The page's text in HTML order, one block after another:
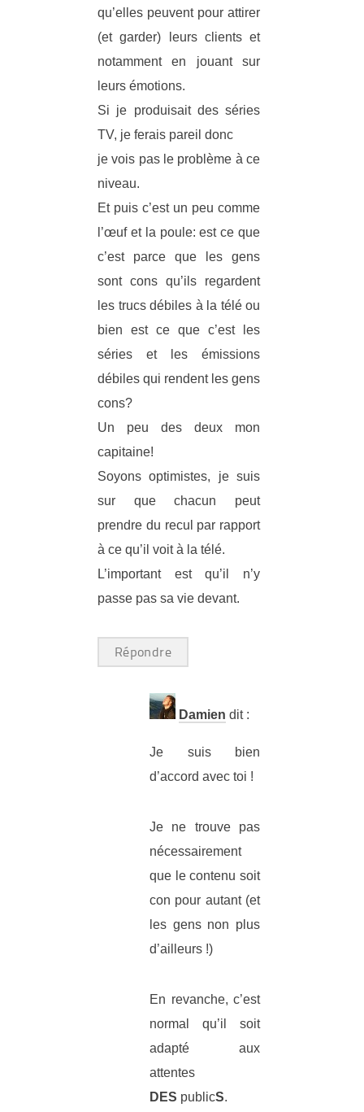
qu’elles peuvent pour attirer
(et garder) leurs clients et
notamment en jouant sur
leurs émotions.
Si je produisait des séries
TV, je ferais pareil donc
je vois pas le problème à ce
niveau.
Et puis c’est un peu comme
l’œuf et la poule: est ce que
c’est parce que les gens
sont cons qu’ils regardent
les trucs débiles à la télé ou
bien est ce que c’est les
séries et les émissions
débiles qui rendent les gens
cons?
Un peu des deux mon
capitaine!
Soyons optimistes, je suis
sur que chacun peut
prendre du recul par rapport
à ce qu’il voit à la télé.
L’important est qu’il n’y
passe pas sa vie devant.
Répondre
Damien dit :
Je suis bien
d’accord avec toi !
Je ne trouve pas
nécessairement
que le contenu soit
con pour autant (et
les gens non plus
d’ailleurs !)
En revanche, c’est
normal qu’il soit
adapté aux
attentes
DES publicS.